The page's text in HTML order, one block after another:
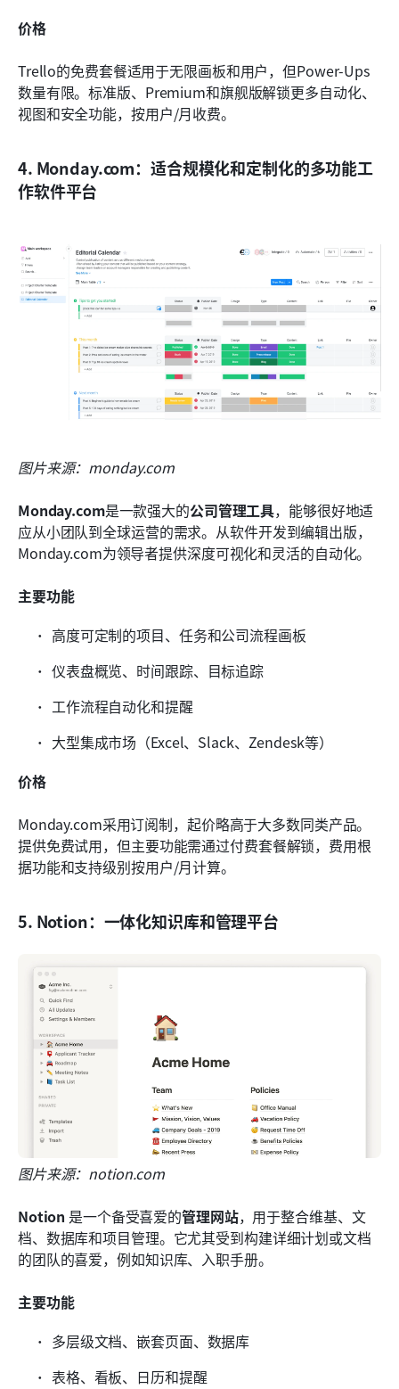
价格
Trello的免费套餐适用于无限画板和用户，但Power-Ups
数量有限。标准版、Premium和旗舰版解锁更多自动化、
视图和安全功能，按用户/月收费。
4. Monday.com：适合规模化和定制化的多功能工
作软件平台
图片来源：monday.com
Monday.com是一款强大的公司管理工具，能够很好地适
应从小团队到全球运营的需求。从软件开发到编辑出版，
Monday.com为领导者提供深度可视化和灵活的自动化。
主要功能
高度可定制的项目、任务和公司流程画板
仪表盘概览、时间跟踪、目标追踪
工作流程自动化和提醒
大型集成市场（Excel、Slack、Zendesk等）
价格
Monday.com采用订阅制，起价略高于大多数同类产品。
提供免费试用，但主要功能需通过付费套餐解锁，费用根
据功能和支持级别按用户/月计算。
5. Notion：一体化知识库和管理平台
图片来源：notion.com
Notion 是一个备受喜爱的管理网站，用于整合维基、文
档、数据库和项目管理。它尤其受到构建详细计划或文档
的团队的喜爱，例如知识库、入职手册。
主要功能
多层级文档、嵌套页面、数据库
表格、看板、日历和提醒